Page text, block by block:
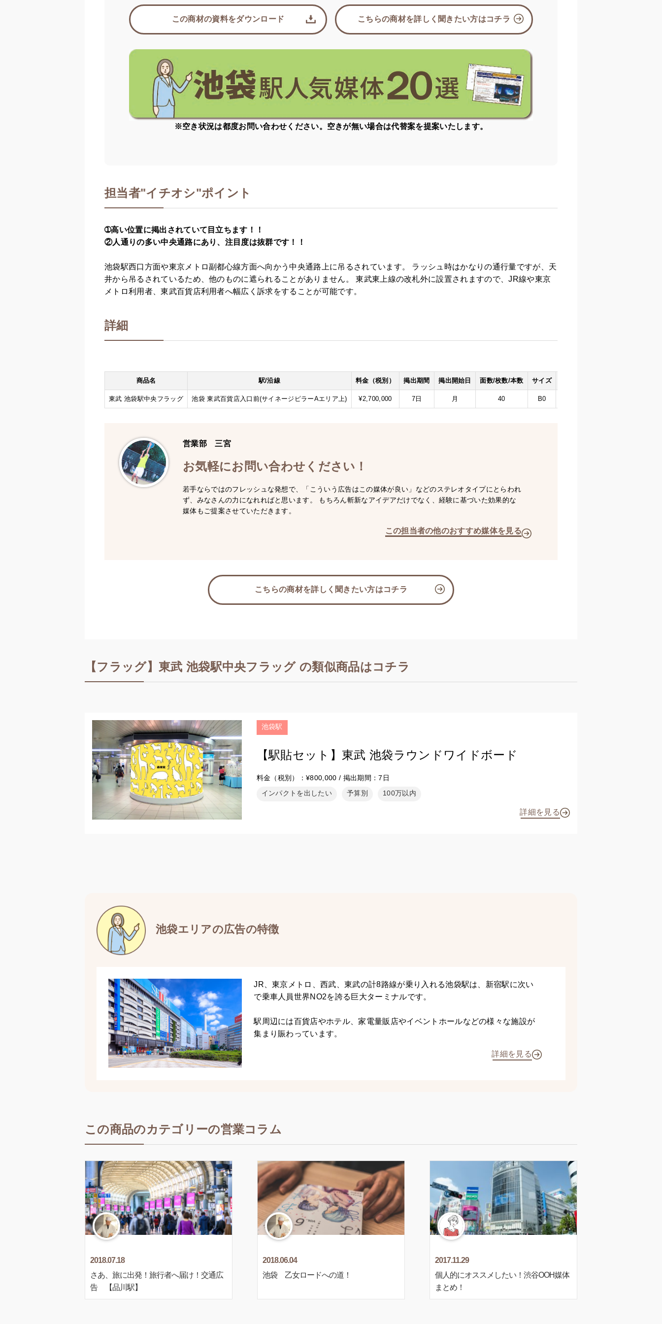
この商材の資料をダウンロード こちらの商材を詳しく聞きたい方はコチラ
※空き状況は都度お問い合わせください。空きが無い場合は代替案を提案いたします。
担当者"イチオシ"ポイント
➀高い位置に掲出されていて目立ちます！！
②人通りの多い中央通路にあり、注目度は抜群です！！
池袋駅西口方面や東京メトロ副都心線方面へ向かう中央通路上に吊るされています。 ラッシュ時はかなりの通行量ですが、天
井から吊るされているため、他のものに遮られることがありません。 東武東上線の改札外に設置されますので、JR線や東京
メトロ利用者、東武百貨店利用者へ幅広く訴求をすることが可能です。
詳細
商品名 駅/沿線 料金（税別） 掲出期間 掲出開始日 面数/枚数/本数 サイズ
東武 池袋駅中央フラッグ 池袋 東武百貨店入口前(サイネージピラーAエリア上) ¥2,700,000 7日 月 40 B0
営業部 三宮
お気軽にお問い合わせください！
若手ならではのフレッシュな発想で、「こういう広告はこの媒体が良い」などのステレオタイプにとらわれ
ず、みなさんの力になれればと思います。 もちろん斬新なアイデアだけでなく、経験に基づいた効果的な
媒体もご提案させていただきます。
この担当者の他のおすすめ媒体を見る
こちらの商材を詳しく聞きたい方はコチラ
【フラッグ】東武 池袋駅中央フラッグ の類似商品はコチラ
池袋駅
【駅貼セット】東武 池袋ラウンドワイドボード
料金（税別）：¥800,000 / 掲出期間：7日
インパクトを出したい 予算別 100万以内
詳細を見る
池袋エリアの広告の特徴
JR、東京メトロ、西武、東武の計8路線が乗り入れる池袋駅は、新宿駅に次い
で乗車人員世界NO2を誇る巨大ターミナルです。
駅周辺には百貨店やホテル、家電量販店やイベントホールなどの様々な施設が
集まり賑わっています。
詳細を見る
この商品のカテゴリーの営業コラム
2018.07.18
さあ、旅に出発！旅行者へ届け！交通広
告 【品川駅】
2018.06.04
池袋 乙女ロードへの道！
2017.11.29
個人的にオススメしたい！渋谷OOH媒体
まとめ！